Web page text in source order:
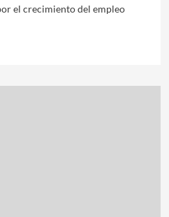
el crecimiento del empleo